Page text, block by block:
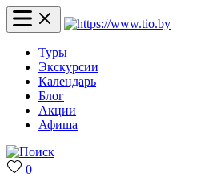
Туры
Экскурсии
Календарь
Блог
Акции
Афиша
0